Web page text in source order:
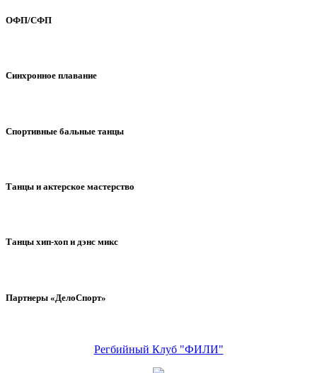
ОФП/СФП
Синхронное плавание
Спортивные бальные танцы
Танцы и актерское мастерство
Танцы хип-хоп и дэнс микс
Партнеры «ДелоСпорт»
Регбийный Клуб "ФИЛИ"